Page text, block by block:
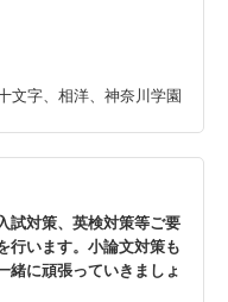
文字、相洋、神奈川学園
試対策、英検対策等ご要
行います。小論文対策も
緒に頑張っていきましょ